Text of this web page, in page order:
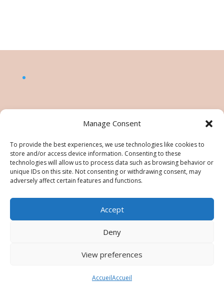
Manage Consent
To provide the best experiences, we use technologies like cookies to
store and/or access device information. Consenting to these
technologies will allow us to process data such as browsing behavior or
unique IDs on this site. Not consenting or withdrawing consent, may
adversely affect certain features and functions.
Accept
Deny
View preferences
AccueilAccueil
©Nésiris. Katia Picollier est Démonstratrice
indépendante pour Stampin' Up!®. Katia est
responsable du contenu de ce site, pour toute
utilisation des tutos/images/photos une
Images © Stampin’ Up!®